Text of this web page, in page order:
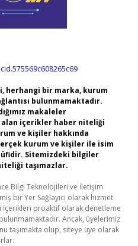
herhangi bir marka, kurum
bulunmamaktadır.
makaleler
alan içerikler haber niteliği
ve kişiler hakkında
kurum ve kişiler ile isim
Sitemizdeki bilgiler
taşımazlar.
Bilgi Teknolojileri ve İletişim
bir Yer Sağlayıcı olarak hizmet
içerikleri proaktif olarak denetleme
Ancak, üyelerimiz
taşımakta olup, siteye üye olarak